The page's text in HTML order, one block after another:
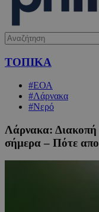
ΤΟΠΙΚΑ
#ΕΟΑ
#Λάρνακα
#Νερό
Λάρνακα: Διακοπή
σήμερα – Πότε